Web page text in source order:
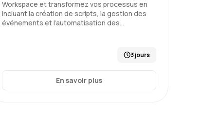
Le 19/03/2026 5
Workspace et transformez vos processus en
incluant la création de scripts, la gestion des
événements et l’automatisation des…
3 jours
En savoir plus